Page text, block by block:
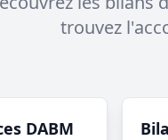
trouvez
DABM